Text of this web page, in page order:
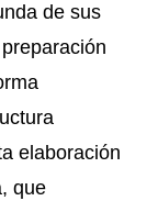
de sus
elaboración
que